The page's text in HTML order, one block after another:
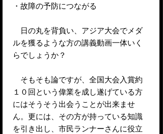
・故障の予防につながる
日の丸を背負い、アジア大会でメダ
ルを獲るような方の講義動画一体いく
らでしょうか？
そもそも論ですが、全国大会入賞約
１０回という偉業を成し遂げている方
にはそうそう出会うことが出来ませ
ん。更には、その方が持っている知識
を引き出し、市民ランナーさんに役立